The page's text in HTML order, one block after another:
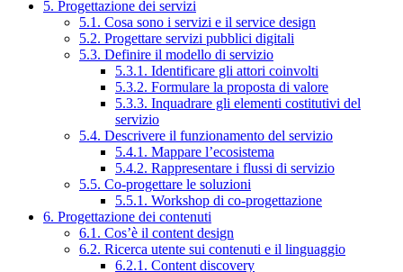
5. Progettazione dei servizi
5.1. Cosa sono i servizi e il service design
5.2. Progettare servizi pubblici digitali
5.3. Definire il modello di servizio
5.3.1. Identificare gli attori coinvolti
5.3.2. Formulare la proposta di valore
5.3.3. Inquadrare gli elementi costitutivi del
servizio
5.4. Descrivere il funzionamento del servizio
5.4.1. Mappare l’ecosistema
5.4.2. Rappresentare i flussi di servizio
5.5. Co-progettare le soluzioni
5.5.1. Workshop di co-progettazione
6. Progettazione dei contenuti
6.1. Cos’è il content design
6.2. Ricerca utente sui contenuti e il linguaggio
6.2.1. Content discovery